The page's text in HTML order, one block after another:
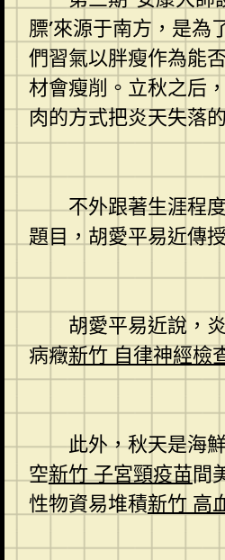
膘’來源于南方，是為
們習氣以胖瘦作為能
材會瘦削。立秋之后
肉的方式把炎天失落
不外跟著生涯程度
題目，胡愛平易近傳
胡愛平易近說，炎
病癥新竹 自律神經檢
此外，秋天是海鮮
空新竹 子宮頸疫苗間
性物資易堆積新竹 高